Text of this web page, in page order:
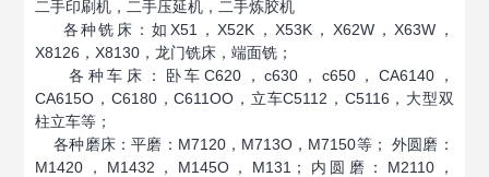
二手印刷机，二手压延机，二手炼胶机
各种铣床：如X51，X52K，X53K，X62W，X63W，
X8126，X8130，龙门铣床，端面铣；
各种车床：卧车C620，c630，c650，CA6140，
CA615O，C6180，C611OO，立车C5112，C5116，大型双
柱立车等；
各种磨床：平磨：M7120，M713O，M7150等； 外圆磨：
M1420，M1432，M145O，M131；内圆磨：M2110，